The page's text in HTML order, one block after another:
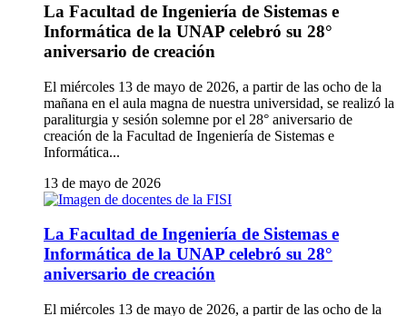
La Facultad de Ingeniería de Sistemas e
Informática de la UNAP celebró su 28°
aniversario de creación
El miércoles 13 de mayo de 2026, a partir de las ocho de la
mañana en el aula magna de nuestra universidad, se realizó la
paraliturgia y sesión solemne por el 28° aniversario de
creación de la Facultad de Ingeniería de Sistemas e
Informática...
13 de mayo de 2026
La Facultad de Ingeniería de Sistemas e
Informática de la UNAP celebró su 28°
aniversario de creación
El miércoles 13 de mayo de 2026, a partir de las ocho de la